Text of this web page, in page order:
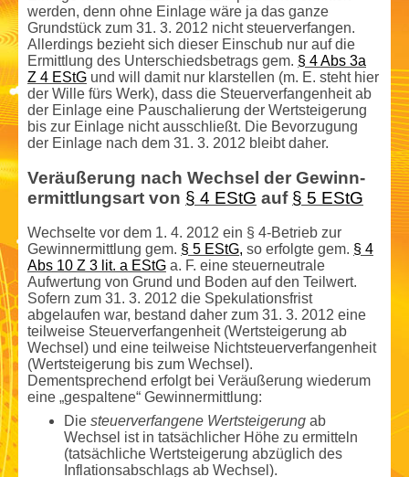
werden, denn ohne Einlage wäre ja das ganze
Grundstück zum 31. 3. 2012 nicht steuerverfangen.
Allerdings bezieht sich dieser Einschub nur auf die
Ermittlung des Unterschieds­betrags gem. § 4 Abs 3a
Z 4 EStG und will damit nur klarstellen (m. E. steht hier
der Wille fürs Werk), dass die Steuerverfangenheit ab
der Einlage eine Pauschalierung der Wertsteigerung
bis zur Einlage nicht ausschließt. Die Bevorzugung
der Einlage nach dem 31. 3. 2012 bleibt daher.
Veräußerung nach Wechsel der Gewinn­
ermittlungsart von § 4 EStG auf § 5 EStG
Wechselte vor dem 1. 4. 2012 ein § 4-Betrieb zur
Gewinn­ermittlung gem. § 5 EStG, so erfolgte gem. § 4
Abs 10 Z 3 lit. a EStG a. F. eine steuerneutrale
Aufwertung von Grund und Boden auf den Teilwert.
Sofern zum 31. 3. 2012 die Spekulationsfrist
abgelaufen war, bestand daher zum 31. 3. 2012 eine
teilweise Steuerverfangenheit (Wertsteigerung ab
Wechsel) und eine teilweise Nicht­steuerverfangenheit
(Wertsteigerung bis zum Wechsel).
Dementsprechend erfolgt bei Veräußerung wiederum
eine „gespaltene“ Gewinn­ermittlung:
Die steuerverfangene Wertsteigerung ab
Wechsel ist in tatsächlicher Höhe zu ermitteln
(tatsächliche Wertsteigerung abzüglich des
Inflationsabschlags ab Wechsel).